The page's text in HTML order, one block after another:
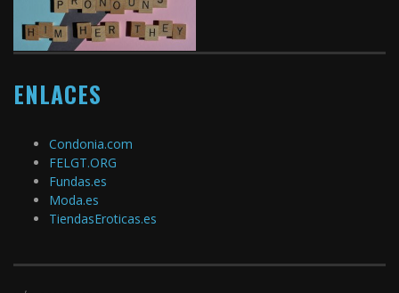
ENLACES
Condonia.com
FELGT.ORG
Fundas.es
Moda.es
TiendasEroticas.es